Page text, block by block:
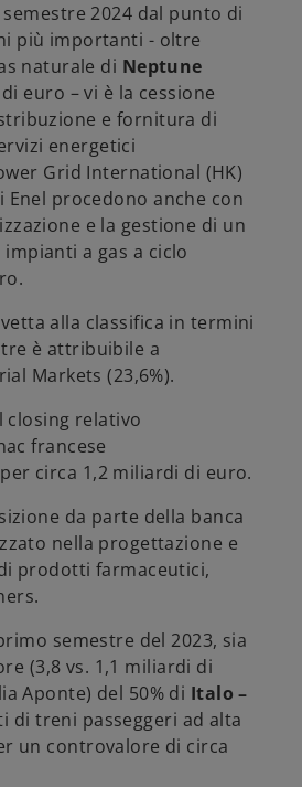
2024 dal punto di
più importanti - oltre
naturale di Neptune
euro – vi è la cessione
e fornitura di
energetici
Grid International (HK)
procedono anche con
e la gestione di un
a gas a ciclo
alla classifica in termini
è attribuibile a
Markets (23,6%).
closing relativo
francese
per circa 1,2 miliardi di euro.
da parte della banca
nella progettazione e
prodotti farmaceutici,
semestre del 2023, sia
(3,8 vs. 1,1 miliardi di
Aponte) del 50% di Italo –
treni passeggeri ad alta
un controvalore di circa